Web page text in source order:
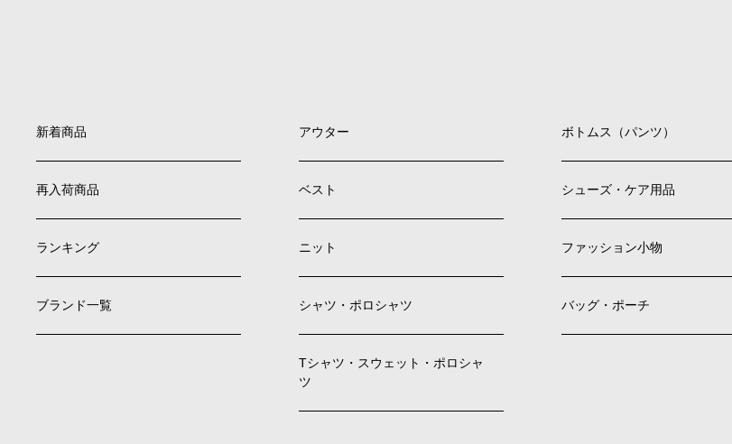
新着商品
再入荷商品
ランキング
ブランド一覧
アウター
ベスト
ニット
シャツ・ポロシャツ
Tシャツ・スウェット・ポロシャ
ツ
ボトムス（パンツ）
シューズ・ケア用品
ファッション小物
バッグ・ポーチ